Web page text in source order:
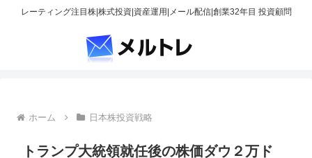
レーティング注目株|株式投資|資産運用|メール配信|創業32年目 投資顧問
ホーム 日本株投資戦略
トランプ大統領就任後の株価ダウ２万ド